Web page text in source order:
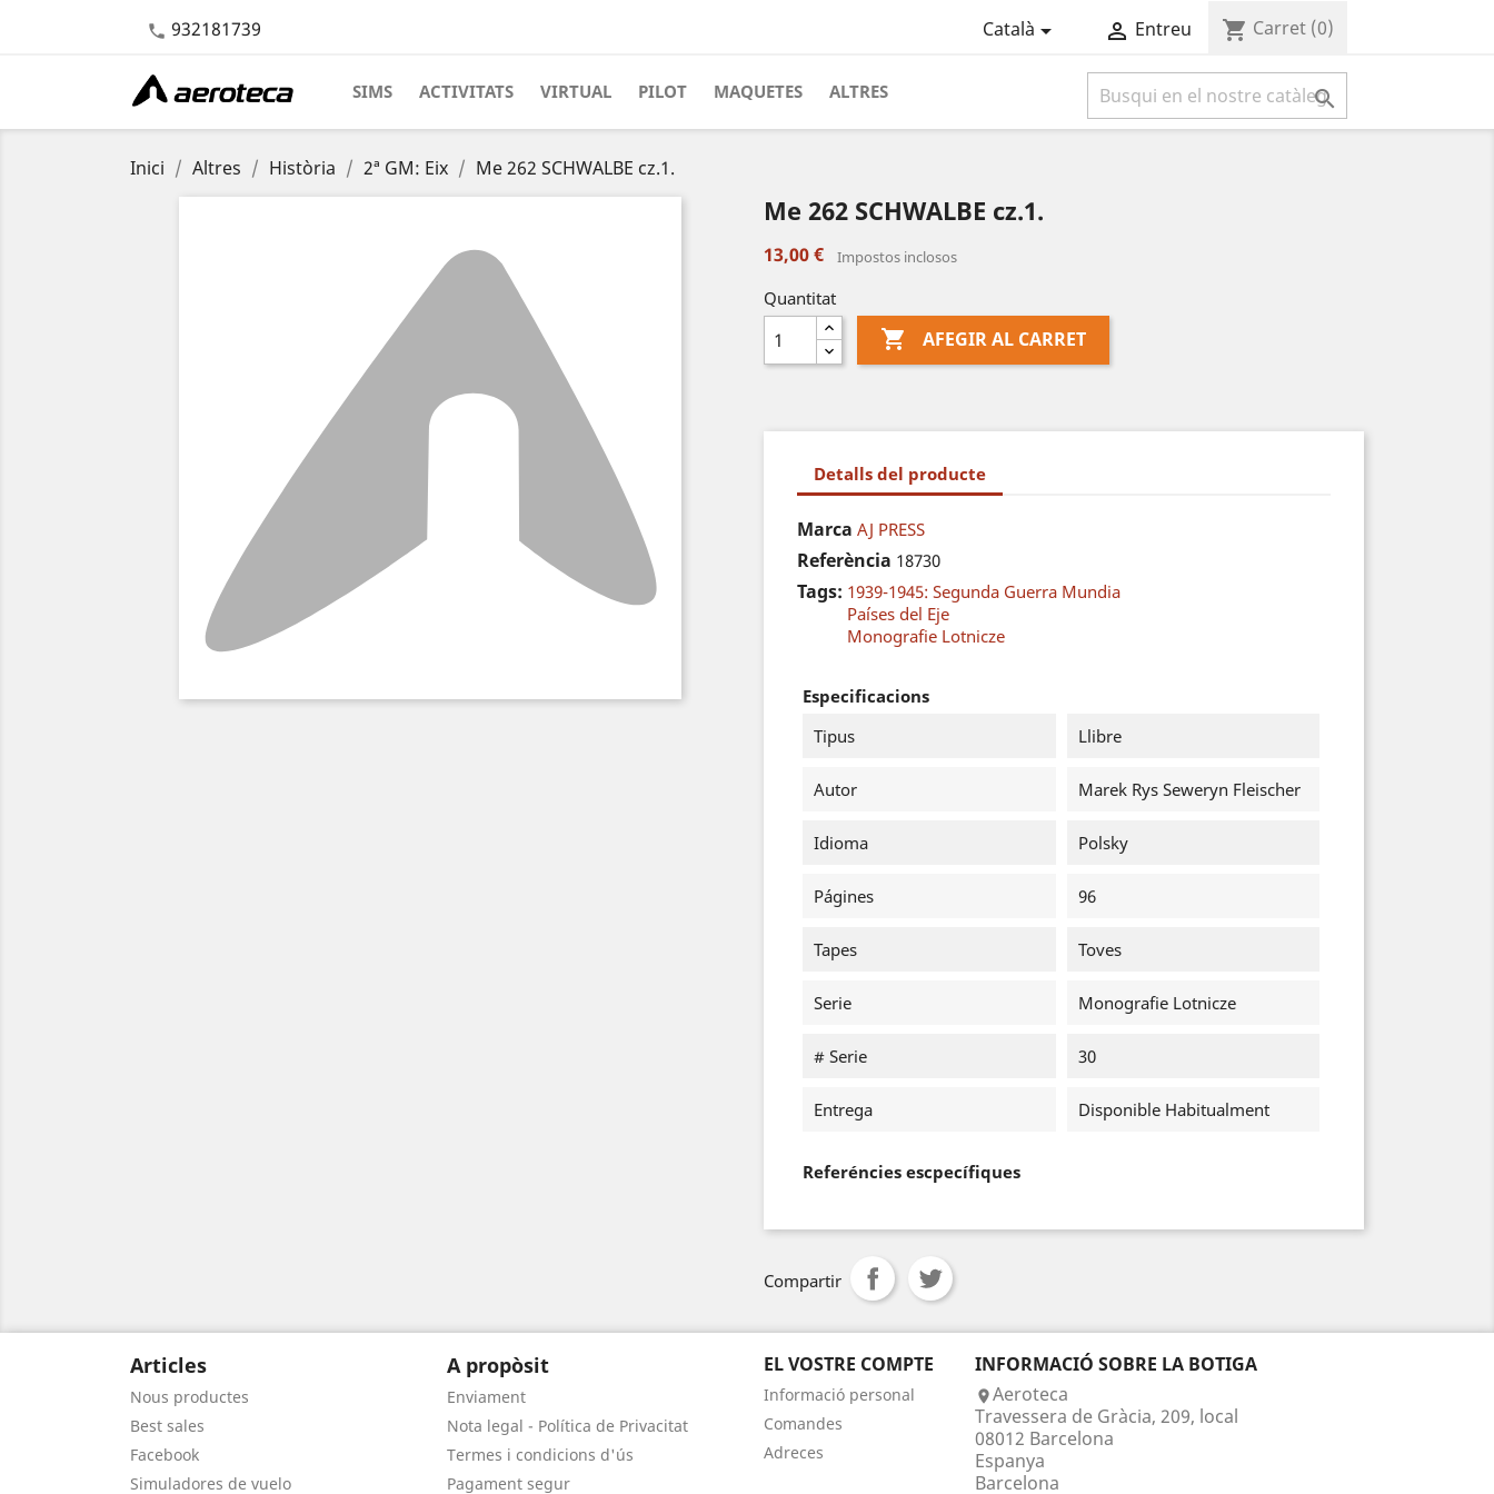
 932181739 Català  Entreu shopping_cart Carret (0)
SIMS ACTIVITATS VIRTUAL PILOT MAQUETES ALTRES 
Inici Altres Història 2ª GM: Eix Me 262 SCHWALBE cz.1.
Me 262 SCHWALBE cz.1.
13,00 € Impostos inclosos
Quantitat
 AFEGIR AL CARRET
Detalls del producte
Marca AJ PRESS
Referència 18730
Tags: 1939-1945: Segunda Guerra Mundia
Países del Eje
Monografie Lotnicze
Especificacions
Tipus
Llibre
Autor Marek Rys Seweryn Fleischer
Idioma Polsky
Págines 96
Tapes Toves
Serie Monografie Lotnicze
# Serie 30
Entrega Disponible Habitualment
Referéncies escpecífiques
Compartir
Articles
Nous productes
Best sales
Facebook
Simuladores de vuelo
A propòsit
Enviament
Nota legal - Política de Privacitat
Termes i condicions d'ús
Pagament segur
EL VOSTRE COMPTE
Informació personal
Comandes
Adreces
INFORMACIÓ SOBRE LA BOTIGA
Aeroteca
Travessera de Gràcia, 209, local
08012 Barcelona
Espanya
Barcelona